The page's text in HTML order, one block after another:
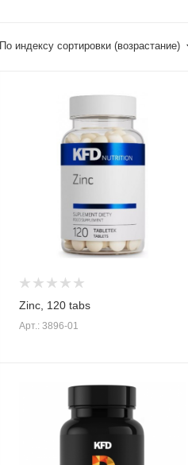
По индексу сортировки (возрастание)
Zinc, 120 tabs
Арт.: 3896-01